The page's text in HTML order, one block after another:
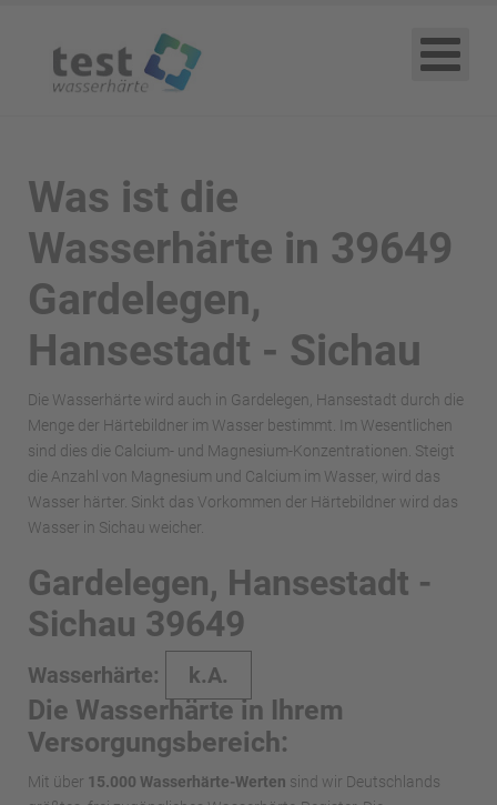
Was ist die
Wasserhärte in 39649
Gardelegen,
Hansestadt - Sichau
Die Wasserhärte wird auch in Gardelegen, Hansestadt durch die
Menge der Härtebildner im Wasser bestimmt. Im Wesentlichen
sind dies die Calcium- und Magnesium-Konzentrationen. Steigt
die Anzahl von Magnesium und Calcium im Wasser, wird das
Wasser härter. Sinkt das Vorkommen der Härtebildner wird das
Wasser in Sichau weicher.
Gardelegen, Hansestadt -
Sichau 39649
Wasserhärte: k.A.
Die Wasserhärte in Ihrem
Versorgungsbereich:
Mit über 15.000 Wasserhärte-Werten sind wir Deutschlands